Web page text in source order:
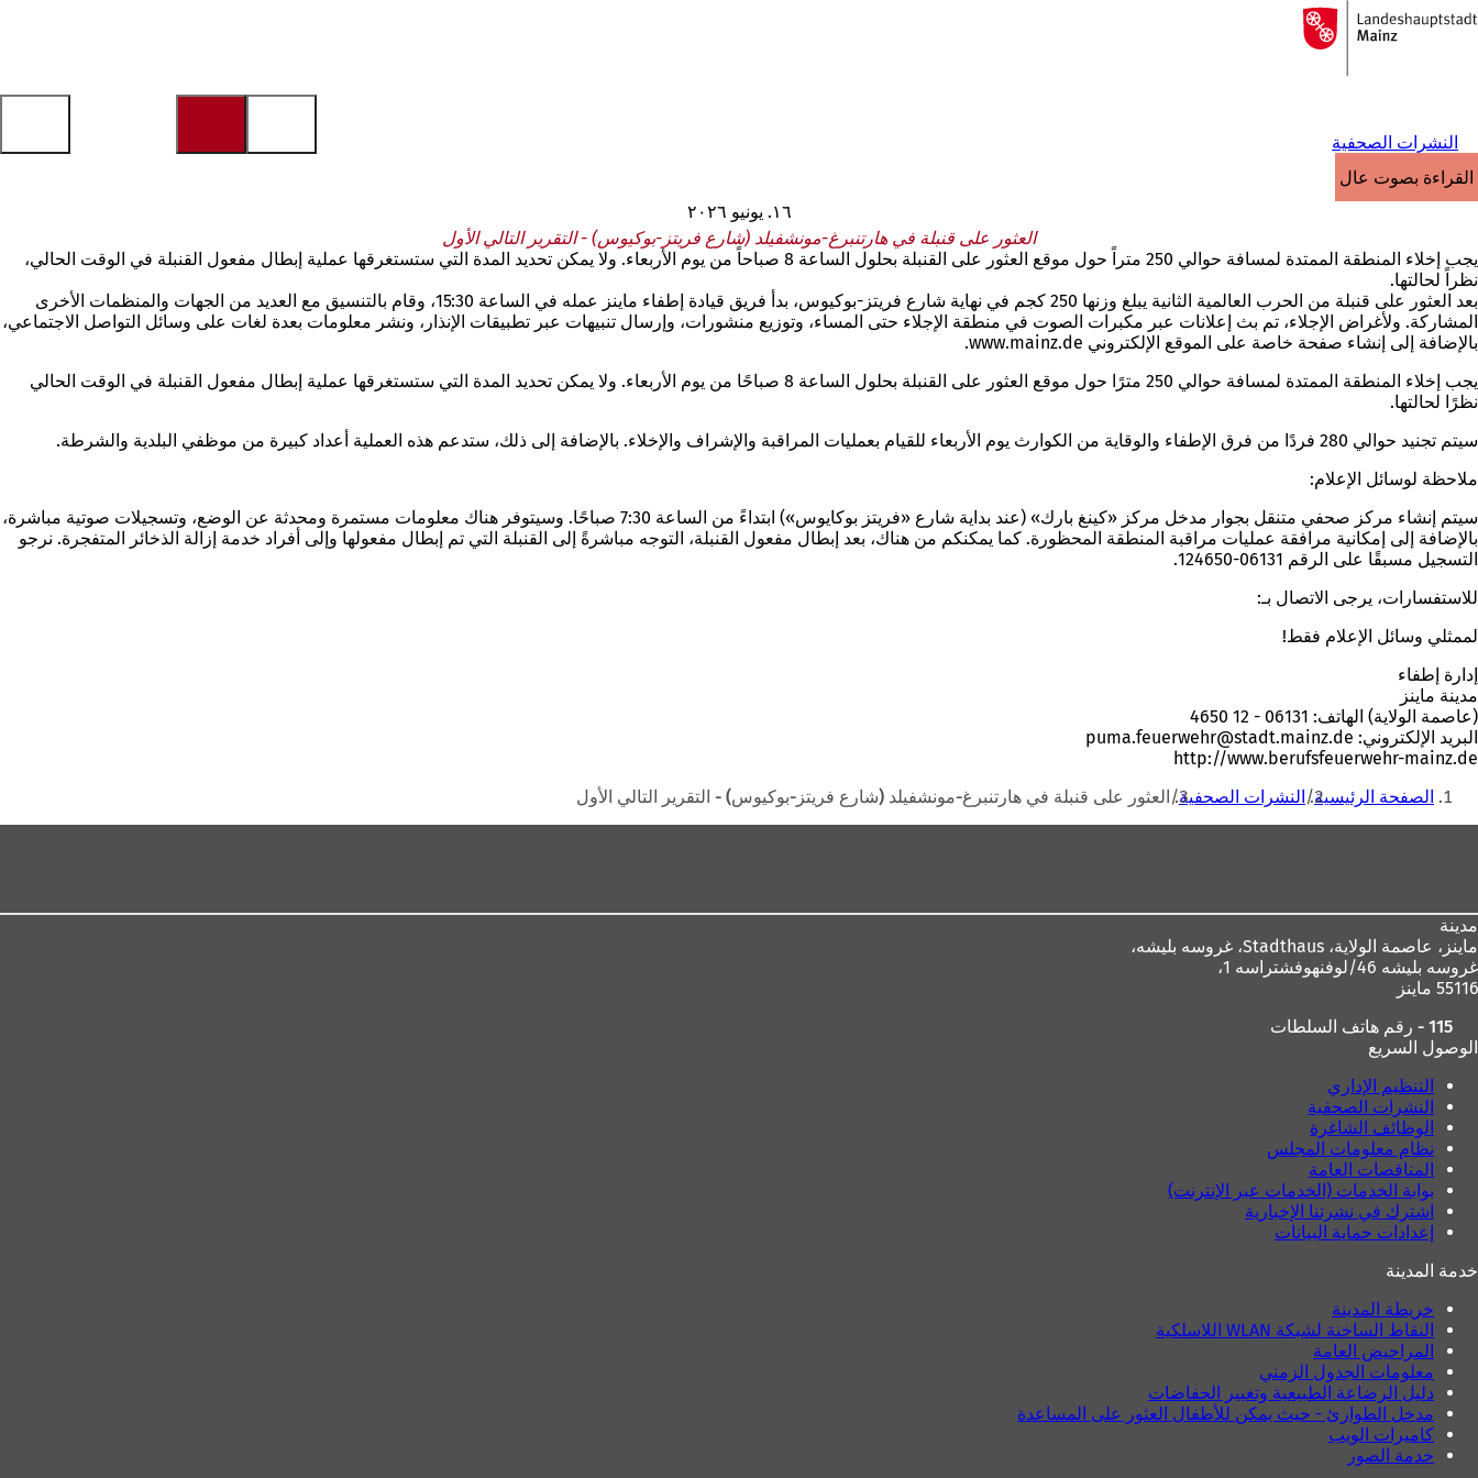
الانتقال إلى المحتوى
إلى
الصفحة
النشرات الصحفية
القراءة بصوت عالٍ
١٦. يونيو ٢٠٢٦
العثور على قنبلة في هارتنبرغ-مونشفيلد (شارع فريتز-بوكيوس) - التقرير التالي الأول
يجب إخلاء المنطقة الممتدة لمسافة حوالي 250 متراً حول موقع العثور على القنبلة بحلول الساعة 8 صباحاً من يوم الأربعاء. ولا يمكن تحديد المدة التي ستستغرقها عملية إبطال مفعول القنبلة في الوقت الحالي،
نظراً لحالتها.
بعد العثور على قنبلة من الحرب العالمية الثانية يبلغ وزنها 250 كجم في نهاية شارع فريتز-بوكيوس، بدأ فريق قيادة إطفاء ماينز عمله في الساعة 15:30، وقام بالتنسيق مع العديد من الجهات والمنظمات الأخرى
المشاركة. ولأغراض الإجلاء، تم بث إعلانات عبر مكبرات الصوت في منطقة الإجلاء حتى المساء، وتوزيع منشورات، وإرسال تنبيهات عبر تطبيقات الإنذار، ونشر معلومات بعدة لغات على وسائل التواصل الاجتماعي،
بالإضافة إلى إنشاء صفحة خاصة على الموقع الإلكتروني www.mainz.de.
يجب إخلاء المنطقة الممتدة لمسافة حوالي 250 مترًا حول موقع العثور على القنبلة بحلول الساعة 8 صباحًا من يوم الأربعاء. ولا يمكن تحديد المدة التي ستستغرقها عملية إبطال مفعول القنبلة في الوقت الحالي
نظرًا لحالتها.
سيتم تجنيد حوالي 280 فردًا من فرق الإطفاء والوقاية من الكوارث يوم الأربعاء للقيام بعمليات المراقبة والإشراف والإخلاء. بالإضافة إلى ذلك، ستدعم هذه العملية أعداد كبيرة من موظفي البلدية والشرطة.
ملاحظة لوسائل الإعلام:
سيتم إنشاء مركز صحفي متنقل بجوار مدخل مركز «كينغ بارك» (عند بداية شارع «فريتز بوكايوس») ابتداءً من الساعة 7:30 صباحًا. وسيتوفر هناك معلومات مستمرة ومحدثة عن الوضع، وتسجيلات صوتية مباشرة،
بالإضافة إلى إمكانية مرافقة عمليات مراقبة المنطقة المحظورة. كما يمكنكم من هناك، بعد إبطال مفعول القنبلة، التوجه مباشرةً إلى القنبلة التي تم إبطال مفعولها وإلى أفراد خدمة إزالة الذخائر المتفجرة. نرجو
التسجيل مسبقًا على الرقم 06131-124650.
للاستفسارات، يرجى الاتصال بـ:
لممثلي وسائل الإعلام فقط!
إدارة إطفاء
مدينة ماينز
(عاصمة الولاية) الهاتف: 06131 - 12 4650
البريد الإلكتروني:
puma.feuerwehr stadt.mainz de
http://www.berufsfeuerwehr-mainz.de
أنت
الصفحة الرئيسية النشرات الصحفية العثور على قنبلة في هارتنبرغ-مونشفيلد (شارع فريتز-بوكيوس) - التقرير التالي الأول
مدينة
ماينز، عاصمة الولاية،
غروسه بليشه 46/لوفنهوفشتراسه 1،
55116 ماينز
115 - رقم هاتف السلطات
الوصول السريع
التنظيم الإداري
النشرات الصحفية
الوظائف الشاغرة
نظام معلومات المجلس
المناقصات العامة
بوابة الخدمات (الخدمات عبر الإنترنت)
اشترك في نشرتنا الإخبارية
إعدادات حماية البيانات
خدمة المدينة
خريطة المدينة
النقاط الساخنة لشبكة WLAN اللاسلكية
المراحيض العامة
معلومات الجدول الزمني
دليل الرضاعة الطبيعية وتغيير الحفاضات
مدخل الطوارئ - حيث يمكن للأطفال العثور على المساعدة
كاميرات الويب
خدمة الصور